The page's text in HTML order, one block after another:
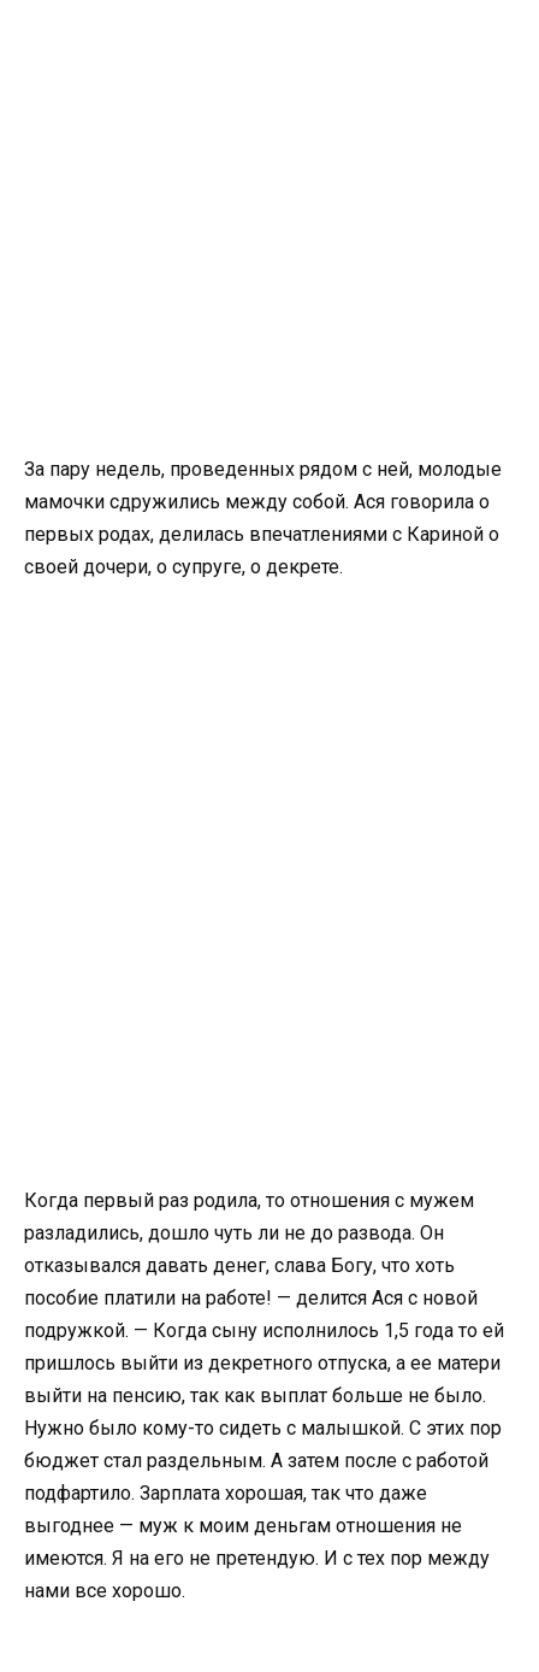
За пару недель, проведенных рядом с ней, молодые
мамочки сдружились между собой. Ася говорила о
первых родах, делилась впечатлениями с Кариной о
своей дочери, о супруге, о декрете.
Когда первый раз родила, то отношения с мужем
разладились, дошло чуть ли не до развода. Он
отказывался давать денег, слава Богу, что хоть
пособие платили на работе! — делится Ася с новой
подружкой. — Когда сыну исполнилось 1,5 года то ей
пришлось выйти из декретного отпуска, а ее матери
выйти на пенсию, так как выплат больше не было.
Нужно было кому-то сидеть с малышкой. С этих пор
бюджет стал раздельным. А затем после с работой
подфартило. Зарплата хорошая, так что даже
выгоднее — муж к моим деньгам отношения не
имеются. Я на его не претендую. И с тех пор между
нами все хорошо.